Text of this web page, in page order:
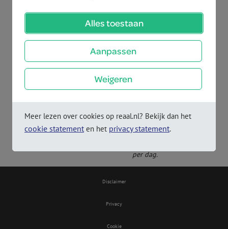
Alles toestaan
Aanpassen
Weigeren
Meer lezen over cookies op reaal.nl? Bekijk dan het
cookie statement en het privacy statement.
Chat met medewerker
Bel met medewerker
telefonisch niet
bereikbaar. Je kunt ons
maandag weer bereiken
vanaf 09.00 uur. Onze
per dag.
Disclaimer
Privacy
Cookie